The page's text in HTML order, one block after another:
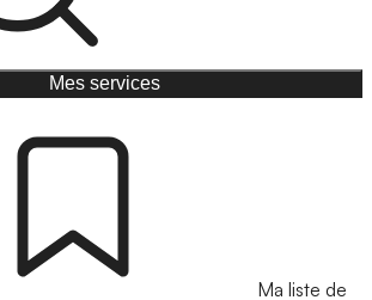
Mes services
Ma liste de